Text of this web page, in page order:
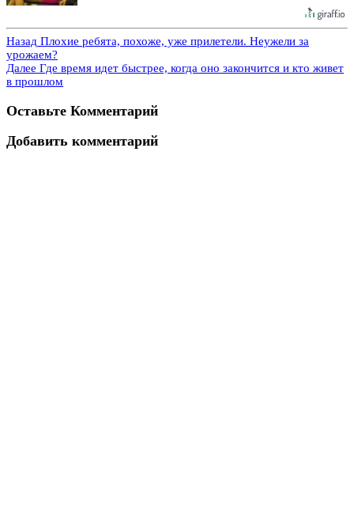
Назад Плохие ребята, похоже, уже прилетели. Неужели за
урожаем?
Далее Где время идет быстрее, когда оно закончится и кто живет
в прошлом
Оставьте Комментарий
Добавить комментарий